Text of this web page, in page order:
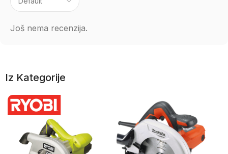
Još nema recenzija.
Iz Kategorije